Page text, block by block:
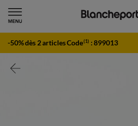
-50% dès 2 articles Code(1) :899013